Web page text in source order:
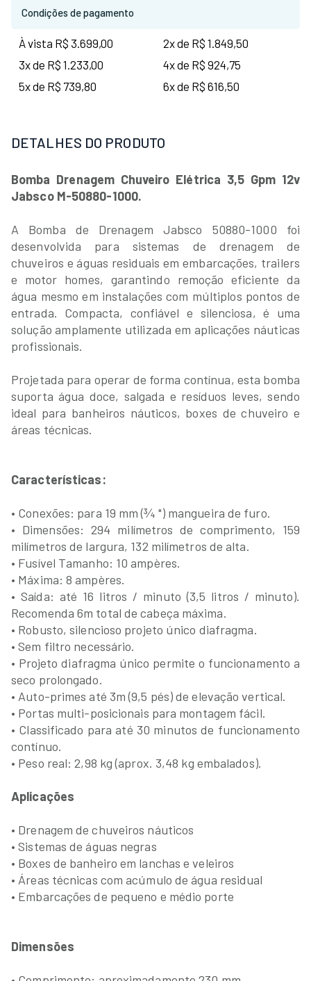
Condições de pagamento
À vista R$ 3.699,00
2x de R$ 1.849,50
3x de R$ 1.233,00
4x de R$ 924,75
5x de R$ 739,80
6x de R$ 616,50
DETALHES DO PRODUTO
Bomba Drenagem Chuveiro Elétrica 3,5 Gpm 12v
Jabsco M-50880-1000.
A Bomba de Drenagem Jabsco 50880-1000 foi
desenvolvida para sistemas de drenagem de
chuveiros e águas residuais em embarcações, trailers
e motor homes, garantindo remoção eficiente da
água mesmo em instalações com múltiplos pontos de
entrada. Compacta, confiável e silenciosa, é uma
solução amplamente utilizada em aplicações náuticas
profissionais.
Projetada para operar de forma contínua, esta bomba
suporta água doce, salgada e resíduos leves, sendo
ideal para banheiros náuticos, boxes de chuveiro e
áreas técnicas.
Características:
• Conexões: para 19 mm (¾ ") mangueira de furo.
• Dimensões: 294 milímetros de comprimento, 159
milímetros de largura, 132 milímetros de alta.
• Fusível Tamanho: 10 ampères.
• Máxima: 8 ampères.
• Saída: até 16 litros / minuto (3,5 litros / minuto).
Recomenda 6m total de cabeça máxima.
• Robusto, silencioso projeto único diafragma.
• Sem filtro necessário.
• Projeto diafragma único permite o funcionamento a
seco prolongado.
• Auto-primes até 3m (9,5 pés) de elevação vertical.
• Portas multi-posicionais para montagem fácil.
• Classificado para até 30 minutos de funcionamento
contínuo.
• Peso real: 2,98 kg (aprox. 3,48 kg embalados).
Aplicações
• Drenagem de chuveiros náuticos
• Sistemas de águas negras
• Boxes de banheiro em lanchas e veleiros
• Áreas técnicas com acúmulo de água residual
• Embarcações de pequeno e médio porte
Dimensões